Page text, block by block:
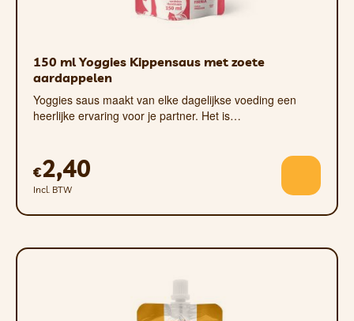
150 ml Yoggies Kippensaus met zoete
aardappelen
Yoggies saus maakt van elke dagelijkse voeding een
heerlijke ervaring voor je partner. Het is…
€2,40
Incl. BTW